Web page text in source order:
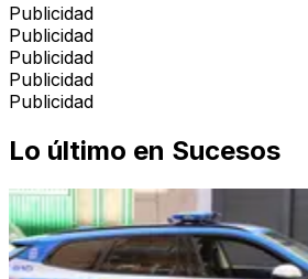
Publicidad
Publicidad
Publicidad
Publicidad
Publicidad
Lo último en Sucesos